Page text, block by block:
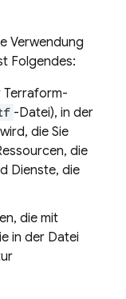
Verwendung
Folgendes:
Terraform-
-Datei), in der
die Sie
die
Dienste, die
die mit
in der Datei